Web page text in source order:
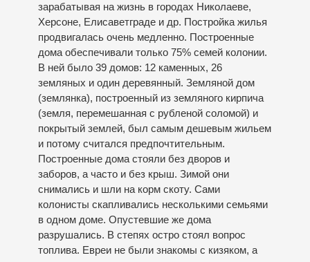
зарабатывая на жизнь в городах Николаеве,
Херсоне, Елисаветграде и др. Постройка жилья
продвигалась очень медленно. Построенные
дома обеспечивали только 75% семей колонии.
В ней было 39 домов: 12 каменных, 26
земляных и один деревянный. Земляной дом
(землянка), построенный из земляного кирпича
(земля, перемешанная с рубленой соломой) и
покрытый землей, был самым дешевым жильем
и потому считался предпочтительным.
Построенные дома стояли без дворов и
заборов, а часто и без крыш. Зимой они
снимались и шли на корм скоту. Сами
колонисты скапливались несколькими семьями
в одном доме. Опустевшие же дома
разрушались. В степях остро стоял вопрос
топлива. Евреи не были знакомы с кизяком, а